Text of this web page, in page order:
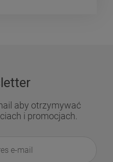
aby otrzymywać
i promocjach.